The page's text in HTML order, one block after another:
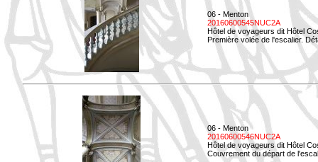
06 - Menton
20160600545NUC2A
Hôtel de voyageurs dit Hôtel
Première volée de l'escalier.
06 - Menton
20160600546NUC2A
Hôtel de voyageurs dit Hôtel
Couvrement du départ de